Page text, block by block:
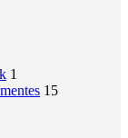
1
15